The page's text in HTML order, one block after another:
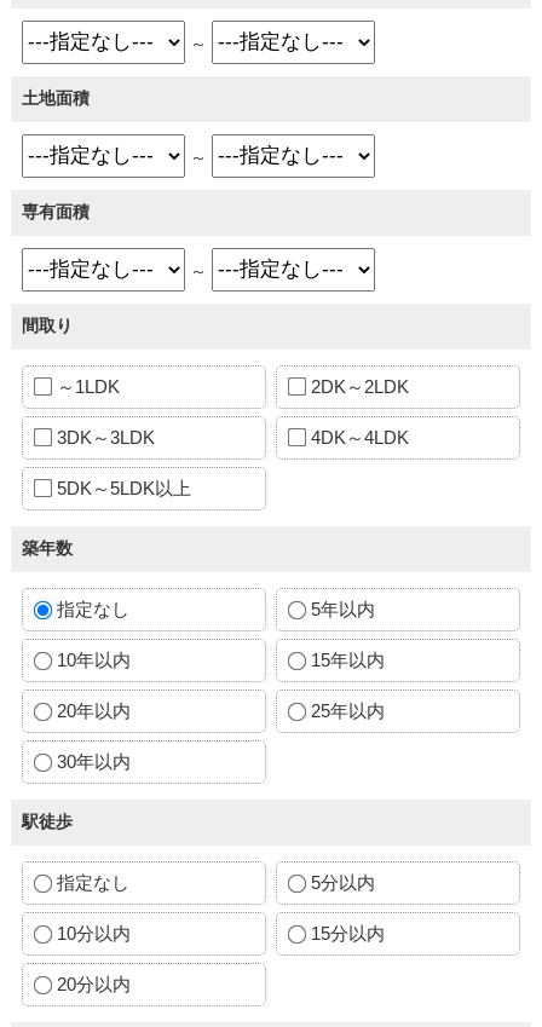
～
土地面積
～
専有面積
～
間取り
～1LDK 2DK～2LDK
3DK～3LDK 4DK～4LDK
5DK～5LDK以上
築年数
指定なし 5年以内
10年以内 15年以内
20年以内 25年以内
30年以内
駅徒歩
指定なし 5分以内
10分以内 15分以内
20分以内